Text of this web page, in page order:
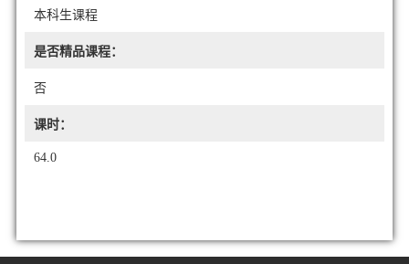
本科生课程
是否精品课程：
否
课时：
64.0